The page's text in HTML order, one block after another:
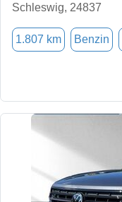
Schleswig, 24837
1.807 km Benzin